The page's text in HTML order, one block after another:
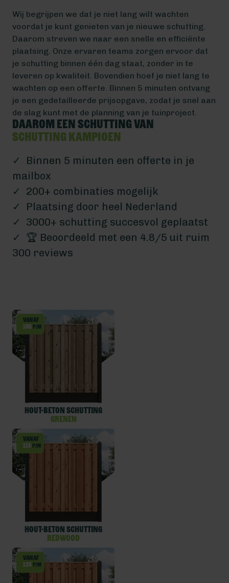
Wij begrijpen we dat je niet lang wilt wachten
voordat je kunt genieten van je nieuwe schutting.
Daarom streven we naar een snelle en efficiënte
plaatsing. Onze ervaren teams zorgen ervoor dat
je schutting binnen één dag staat, zonder in te
leveren op kwaliteit. Bovendien hoef je niet lang te
wachten op een offerte. Binnen 5 minuten ontvang
je een gedetailleerde prijsopgave, zodat je snel aan
de slag kunt met de planning van je tuinproject.
Daarom een schutting van
Schutting Kampioen
✓ Binnen 5 minuten een offerte in je
mailbox
✓ 200+ combinaties mogelijk
✓ Plaatsing door heel Nederland
✓ 3000+ schutting succesvol geplaatst
✓ 🏆 Beoordeeld met een 4.8/5 uit ruim
300 reviews
Vanaf
105 p/m
Hout-beton schutting
Grenen
Vanaf
115 p/m
Hout-beton schutting
Redwood
Vanaf
125 p/m